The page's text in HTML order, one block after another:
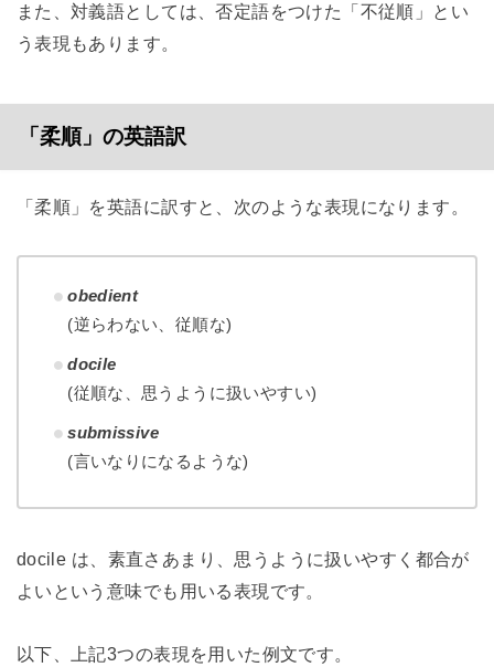
また、対義語としては、否定語をつけた「不従順」とい
う表現もあります。
「柔順」の英語訳
「柔順」を英語に訳すと、次のような表現になります。
obedient
(逆らわない、従順な)
docile
(従順な、思うように扱いやすい)
submissive
(言いなりになるような)
docile は、素直さあまり、思うように扱いやすく都合が
よいという意味でも用いる表現です。
以下、上記3つの表現を用いた例文です。